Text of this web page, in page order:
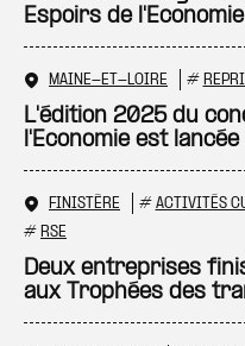
Espoirs de l'Economie
MAINE-ET-LOIRE #
L'édition 2025 du
l'Economie est lancée
FINISTÈRE # ACTIVITÉS
# RSE
Deux entreprises
aux Trophées des